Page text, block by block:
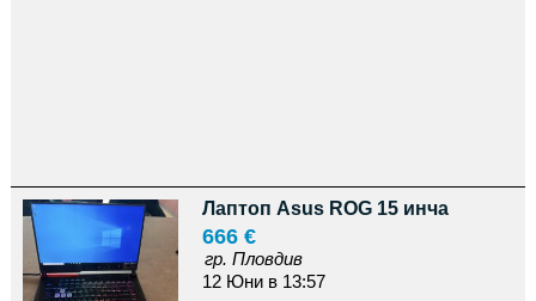
Лаптоп Asus ROG 15 инча
666 €
гр. Пловдив
12 Юни в 13:57